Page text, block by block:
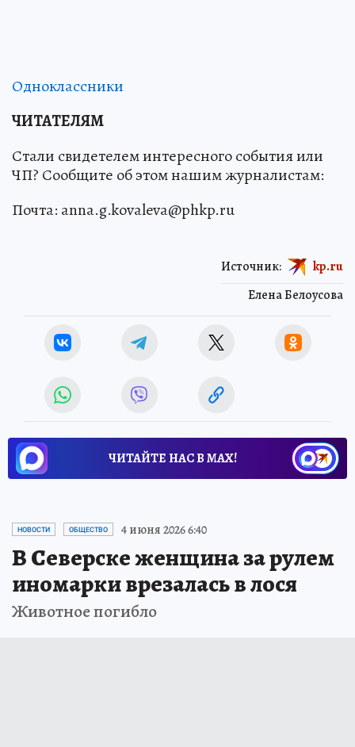
Одноклассники
ЧИТАТЕЛЯМ
Стали свидетелем интересного события или
ЧП? Сообщите об этом нашим журналистам:
Почта: anna.g.kovaleva@phkp.ru
Елена Белоусова
Источник: kp.ru
ЧИТАЙТЕ НАС В МАХ!
НОВОСТИ ОБЩЕСТВО 4 июня 2026 6:40
В Северске женщина за рулем
иномарки врезалась в лося
Животное погибло